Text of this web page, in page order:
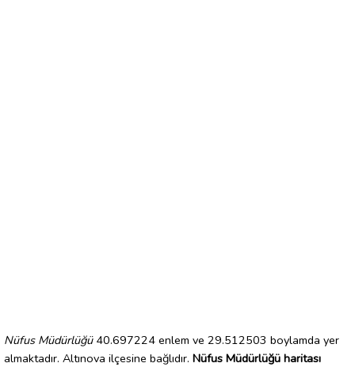
Nüfus Müdürlüğü40.697224 enlem ve 29.512503 boylamda yer
almaktadır. Altınova ilçesine bağlıdır. Nüfus Müdürlüğü haritası